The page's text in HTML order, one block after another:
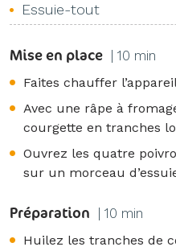
Essuie-tout
Mise en place | 10 min
Faites chauffer
Avec une râpe à
courgette en tranches
Ouvrez les quatre
sur un morceau
Préparation | 10 min
Huilez les tranches de